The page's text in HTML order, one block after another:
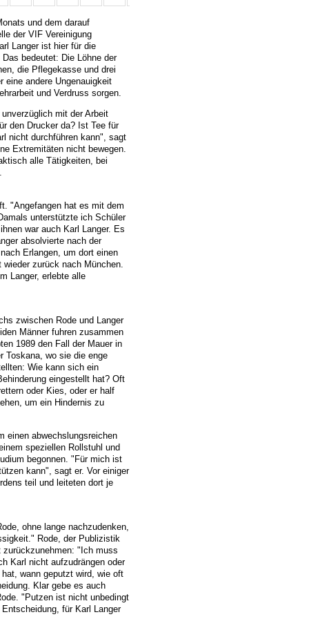
und dem darauf
der VIF Vereinigung
Langer ist hier für die
bedeutet: Die Löhne der
die Pflegekasse und drei
eine andere Ungenauigkeit
und Verdruss sorgen.
mit der Arbeit
den Drucker da? Ist Tee für
nicht durchführen kann", sagt
Extremitäten nicht bewegen.
alle Tätigkeiten, bei
"Angefangen hat es mit dem
unterstützte ich Schüler
war auch Karl Langer. Es
absolvierte nach der
Erlangen, um dort einen
zurück nach München.
Langer, erlebte alle
zwischen Rode und Langer
Männer fuhren zusammen
1989 den Fall der Mauer in
Toskana, wo sie die enge
Wie kann sich ein
eingestellt hat? Oft
oder Kies, oder er half
um ein Hindernis zu
einen abwechslungsreichen
speziellen Rollstuhl und
begonnen. "Für mich ist
kann", sagt er. Vor einiger
teil und leiteten dort je
ohne lange nachzudenken,
Rode, der Publizistik
"Ich muss
Karl nicht aufzudrängen oder
wann geputzt wird, wie oft
Klar gebe es auch
"Putzen ist nicht unbedingt
für Karl Langer